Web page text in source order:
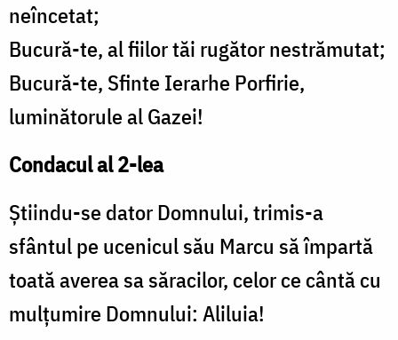
neîncetat;
Bucură-te, al fiilor tăi rugător nestrămutat;
Bucură-te, Sfinte Ierarhe Porfirie,
luminătorule al Gazei!
Condacul al 2-lea
Știindu-se dator Domnului, trimis-a
sfântul pe ucenicul său Marcu să împartă
toată averea sa săracilor, celor ce cântă cu
mulțumire Domnului: Aliluia!